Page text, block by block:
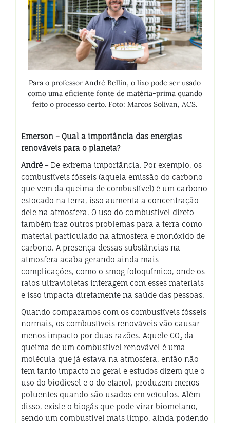
Para o professor André Bellin, o lixo pode ser usado
como uma eficiente fonte de matéria-prima quando
feito o processo certo. Foto: Marcos Solivan, ACS.
Emerson – Qual a importância das energias
renováveis para o planeta?
André – De extrema importância. Por exemplo, os
combustíveis fósseis (aquela emissão do carbono
que vem da queima de combustível) é um carbono
estocado na terra, isso aumenta a concentração
dele na atmosfera. O uso do combustível direto
também traz outros problemas para a terra como
material particulado na atmosfera e monóxido de
carbono. A presença dessas substâncias na
atmosfera acaba gerando ainda mais
complicações, como o smog fotoquímico, onde os
raios ultravioletas interagem com esses materiais
e isso impacta diretamente na saúde das pessoas.
Quando comparamos com os combustíveis fósseis
normais, os combustíveis renováveis vão causar
menos impacto por duas razões. Aquele CO₂ da
queima de um combustível renovável é uma
molécula que já estava na atmosfera, então não
tem tanto impacto no geral e estudos dizem que o
uso do biodiesel e o do etanol, produzem menos
poluentes quando são usados em veículos. Além
disso, existe o biogás que pode virar biometano,
sendo um combustível mais limpo, ainda podendo